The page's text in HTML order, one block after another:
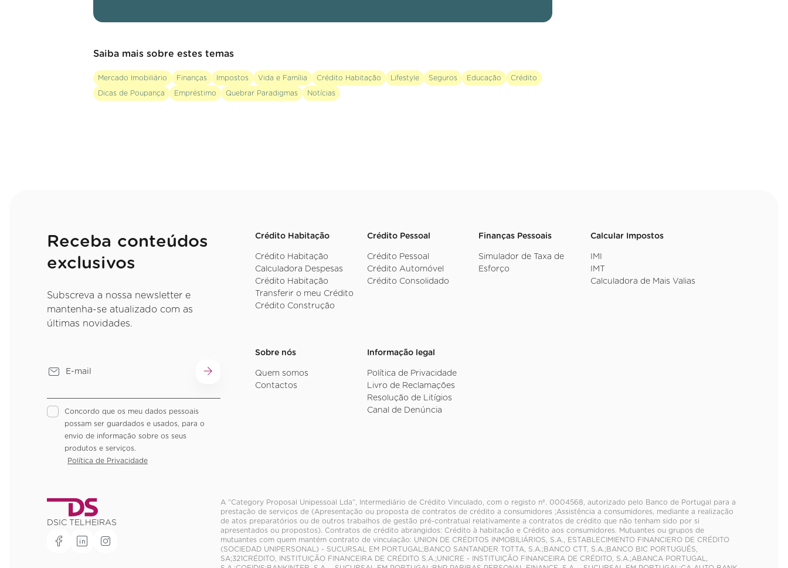
Saiba mais sobre estes temas
Mercado Imobiliário Finanças Impostos Vida e Família Crédito Habitação Lifestyle Seguros Educação Crédito
Dicas de Poupança Empréstimo Quebrar Paradigmas Notícias
Receba conteúdos
exclusivos
Subscreva a nossa newsletter e
mantenha-se atualizado com as
últimas novidades.
Concordo que os meu dados pessoais
possam ser guardados e usados, para o
envio de informação sobre os seus
produtos e serviços.
Política de Privacidade
Crédito Habitação
Crédito Habitação
Calculadora Despesas
Crédito Habitação
Transferir o meu Crédito
Crédito Construção
Crédito Pessoal
Crédito Pessoal
Crédito Automóvel
Crédito Consolidado
Finanças Pessoais
Simulador de Taxa de
Esforço
Calcular Impostos
IMI
IMT
Calculadora de Mais Valias
Sobre nós
Quem somos
Contactos
Informação legal
Política de Privacidade
Livro de Reclamações
Resolução de Litígios
Canal de Denúncia
DSIC TELHEIRAS
A “Category Proposal Unipessoal Lda”, Intermediário de Crédito Vinculado, com o registo nº. 0004568, autorizado pelo Banco de Portugal para a
prestação de serviços de (Apresentação ou proposta de contratos de crédito a consumidores ;Assistência a consumidores, mediante a realização
de atos preparatórios ou de outros trabalhos de gestão pré-contratual relativamente a contratos de crédito que não tenham sido por si
apresentados ou propostos). Contratos de crédito abrangidos: Crédito à habitação e Crédito aos consumidores. Mutuantes ou grupos de
mutuantes com quem mantém contrato de vinculação: UNION DE CRÉDITOS INMOBILIÁRIOS, S.A., ESTABLECIMIENTO FINANCIERO DE CRÉDITO
(SOCIEDAD UNIPERSONAL) - SUCURSAL EM PORTUGAL;BANCO SANTANDER TOTTA, S.A.;BANCO CTT, S.A.;BANCO BIC PORTUGUÊS,
SA;321CRÉDITO, INSTITUIÇÃO FINANCEIRA DE CRÉDITO S.A.;UNICRE - INSTITUIÇÃO FINANCEIRA DE CRÉDITO, S.A.;ABANCA PORTUGAL,